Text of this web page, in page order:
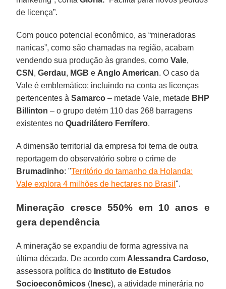
de licença”.
Com pouco potencial econômico, as “mineradoras
nanicas”, como são chamadas na região, acabam
vendendo sua produção às grandes, comoVale,
CSN , Gerdau, MGB eAnglo American. O caso da
Vale é emblemático: incluindo na conta as licenças
pertencentes àSamarco – metade Vale, metade BHP
Billinton – o grupo detém 110 das 268 barragens
existentes noQuadrilátero Ferrífero.
A dimensão territorial da empresa foi tema de outra
reportagem do observatório sobre o crime de
Brumadinho: "Território do tamanho da Holanda:
Vale explora 4 milhões de hectares no Brasil".
Mineração cresce 550% em 10 anos e
gera dependência
A mineração se expandiu de forma agressiva na
última década. De acordo comAlessandra Cardoso,
assessora política do Instituto de Estudos
Socioeconômicos ( Inesc), a atividade minerária no